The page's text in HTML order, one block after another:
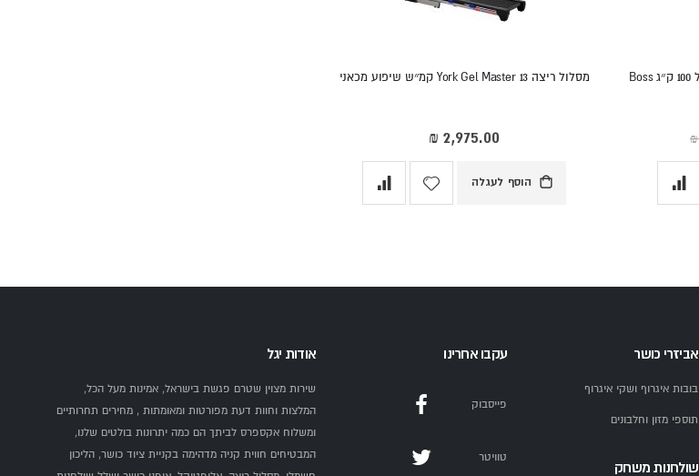
מולטי טריינר עם משקל מובנה מיוחד של 100 ק״ג Boss
מסלול ריצה York Gel Master 13 קמ״ש שיפוע מכאני
הוסף לעגלה
אביזרי כושר
בובות איגרוף ושקי איגרוף
תוספי מזון וחלבונים
שולחנות משחק
עקבו אחרינו
פייסבוק
טוויטר
אודות יגל
שירות מצוין שטרם פגשת בישראל, אמינות מעל הכל,
המלצות וחוות דעת מפורטות ומאומתות , מחירים תחרותיים
ומשלוח אקספרס לביתך הם כמה יתרונות בולטים שלנו,
המבטיחים חווית קניה מדהימה בקניית ציוד כושר, הליכון